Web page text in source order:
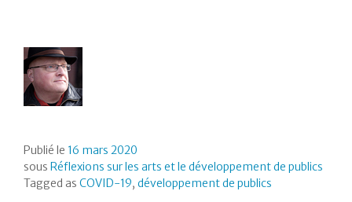
Publié le 16 mars 2020
sous Réflexions sur les arts et le développement de publics
Tagged as COVID-19, développement de publics